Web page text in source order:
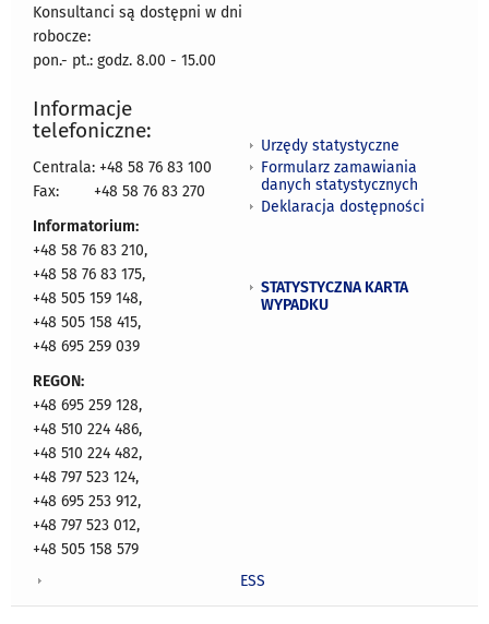
Konsultanci są dostępni w dni
robocze:
pon.- pt.: godz. 8.00 - 15.00
Informacje
telefoniczne:
Centrala: +48 58 76 83 100
Fax:
+48 58 76 83 270
Informatorium:
+48 58 76 83 210,
+48 58 76 83 175,
+48 505 159 148,
+48 505 158 415,
+48 695 259 039
REGON:
+48 695 259 128,
+48 510 224 486,
+48 510 224 482,
+48 797 523 124,
+48 695 253 912,
+48 797 523 012,
+48 505 158 579
Urzędy statystyczne
Formularz zamawiania
danych statystycznych
Deklaracja dostępności
STATYSTYCZNA KARTA
WYPADKU
ESS